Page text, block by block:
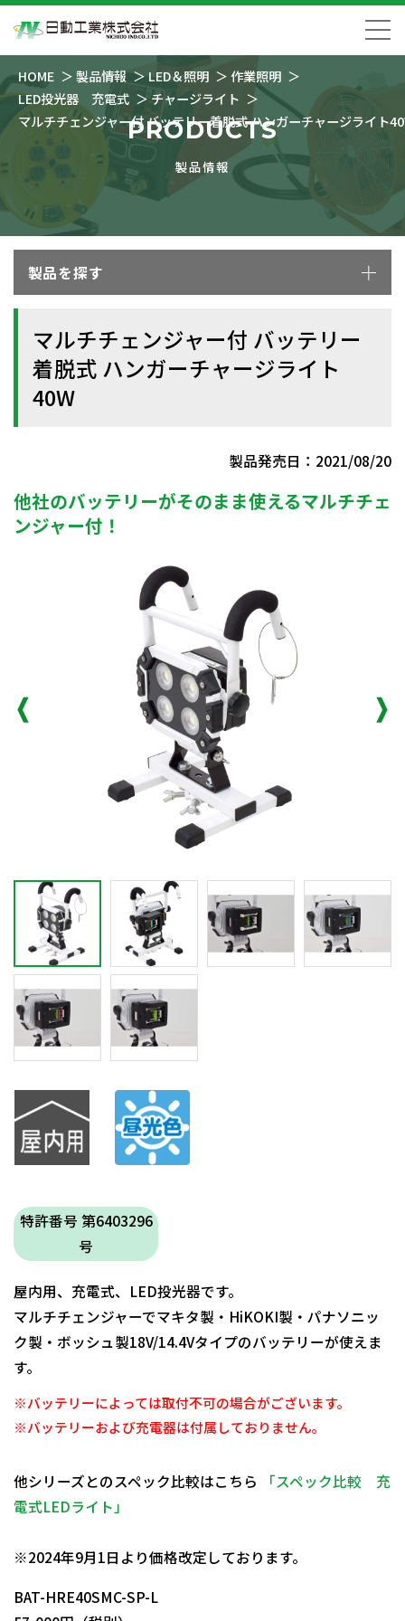
HOME 製品情報 LED＆照明
作業照明
LED投光器 充電式
チャージライト
マルチチェンジャー付 バッテリー着脱式 ハンガーチャージライト
PRODUCTS
製品情報
製品を探す
マルチチェンジャー付 バッテリー
着脱式 ハンガーチャージライト
40W
製品発売日：2021/08/20
他社のバッテリーがそのまま使えるマルチチェ
ンジャー付！
特許番号 第6403296
号
屋内用、充電式、LED投光器です。
マルチチェンジャーでマキタ製・HiKOKI製・パナソニッ
ク製・ボッシュ製18V/14.4Vタイプのバッテリーが使えま
す。
※バッテリーによっては取付不可の場合がございます。
※バッテリーおよび充電器は付属しておりません。
他シリーズとのスペック比較はこちら
「スペック比較 充
電式LEDライト」
※2024年9月1日より価格改定しております。
BAT-HRE40SMC-SP-L